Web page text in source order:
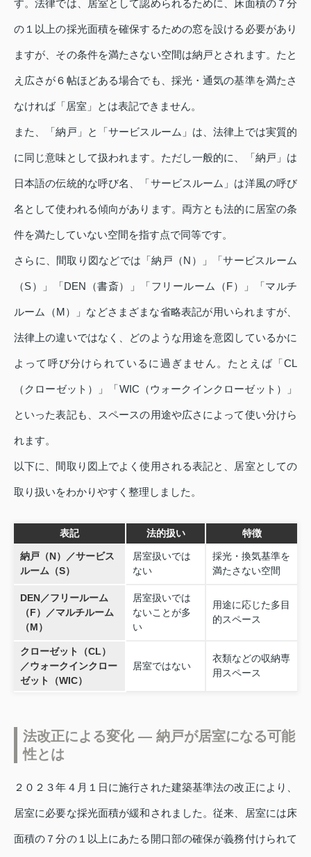
す。法律では、居室として認められるために、床面積の７分
の１以上の採光面積を確保するための窓を設ける必要があり
ますが、その条件を満たさない空間は納戸とされます。たと
え広さが６帖ほどある場合でも、採光・通気の基準を満たさ
なければ「居室」とは表記できません。
また、「納戸」と「サービスルーム」は、法律上では実質的
に同じ意味として扱われます。ただし一般的に、「納戸」は
日本語の伝統的な呼び名、「サービスルーム」は洋風の呼び
名として使われる傾向があります。両方とも法的に居室の条
件を満たしていない空間を指す点で同等です。
さらに、間取り図などでは「納戸（N）」「サービスルーム
（S）」「DEN（書斎）」「フリールーム（F）」「マルチ
ルーム（M）」などさまざまな省略表記が用いられますが、
法律上の違いではなく、どのような用途を意図しているかに
よって呼び分けられているに過ぎません。たとえば「CL
（クローゼット）」「WIC（ウォークインクローゼット）」
といった表記も、スペースの用途や広さによって使い分けら
れます。
以下に、間取り図上でよく使用される表記と、居室としての
取り扱いをわかりやすく整理しました。
表記 法的扱い 特徴
納戸（N）／サービス
ルーム（S）
居室扱いでは
ない
採光・換気基準を
満たさない空間
DEN／フリールーム
（F）／マルチルーム
（M）
居室扱いでは
ないことが多
い
用途に応じた多目
的スペース
クローゼット（CL）
／ウォークインクロー
ゼット（WIC）
居室ではない
衣類などの収納専
用スペース
法改正による変化 ― 納戸が居室になる可能
性とは
２０２３年４月１日に施行された建築基準法の改正により、
居室に必要な採光面積が緩和されました。従来、居室には床
面積の７分の１以上にあたる開口部の確保が義務付けられて